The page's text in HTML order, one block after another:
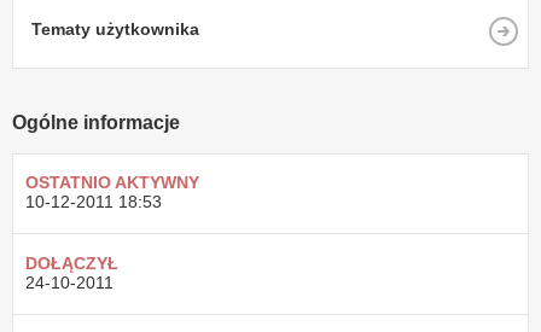
Tematy użytkownika
Ogólne informacje
OSTATNIO AKTYWNY
10-12-2011 18:53
DOŁĄCZYŁ
24-10-2011